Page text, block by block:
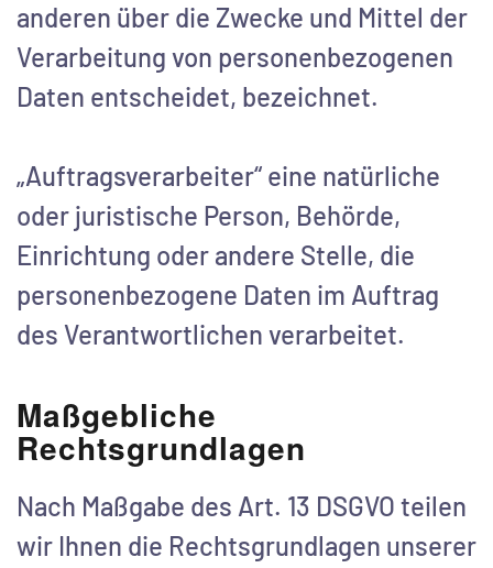
anderen über die Zwecke und Mittel der
Verarbeitung von personenbezogenen
Daten entscheidet, bezeichnet.
„Auftragsverarbeiter“ eine natürliche
oder juristische Person, Behörde,
Einrichtung oder andere Stelle, die
personenbezogene Daten im Auftrag
des Verantwortlichen verarbeitet.
Maßgebliche
Rechtsgrundlagen
Nach Maßgabe des Art. 13 DSGVO teilen
wir Ihnen die Rechtsgrundlagen unserer